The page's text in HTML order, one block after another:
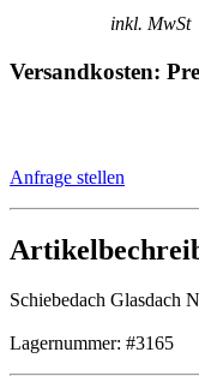
inkl. MwSt
Versandkosten:
Anfrage stellen
Schiebedach Glasdach
Lagernummer: #3165